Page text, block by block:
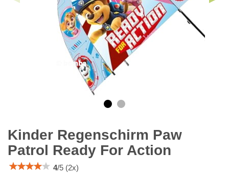
Kinder Regenschirm Paw
Patrol Ready For Action
4/5 (2x)